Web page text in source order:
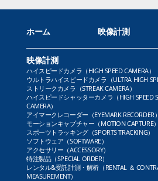
ホーム 映像計測
映像計測
ハイスピードカメラ（HIGH SPEED CAMERA）
ウルトラハイスピードカメラ（ULTRA HIGH
ストリークカメラ（STREAK CAMERA）
ハイスピードシャッターカメラ（HIGH SPEED
CAMERA）
アイマークレコーダー（EYEMARK RECORDER）
モーションキャプチャー（MOTION CAPTURE）
スポーツトラッキング（SPORTS TRACKING）
ソフトウェア（SOFTWARE）
アクセサリー（ACCESSORY）
特注製品（SPECIAL ORDER）
レンタル&受託計測・解析（RENTAL ＆
MEASUREMENT）